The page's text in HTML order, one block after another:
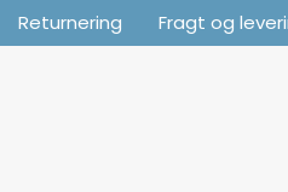
Returnering Fragt og